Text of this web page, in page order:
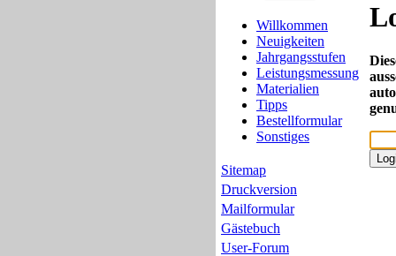
Willkommen
Neuigkeiten
Jahrgangsstufen
Leistungsmessung
Materialien
Tipps
Bestellformular
Sonstiges
Sitemap
Druckversion
Mailformular
Gästebuch
User-Forum